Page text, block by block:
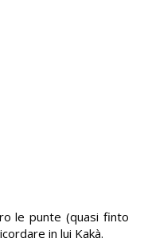
le punte (quasi finto
in lui Kakà.